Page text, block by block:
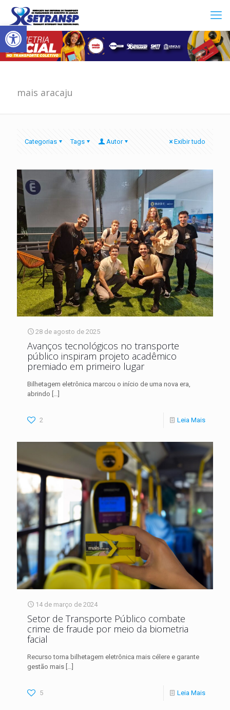
Abrir a barra de ferramentas
mais aracaju
Categorias Tags Autor Exibir tudo
28 de agosto de 2025
Avanços tecnológicos no transporte
público inspiram projeto acadêmico
premiado em primeiro lugar
Bilhetagem eletrônica marcou o início de uma nova era,
abrindo […]
2 Leia Mais
14 de março de 2024
Setor de Transporte Público combate
crime de fraude por meio da biometria
facial
Recurso torna bilhetagem eletrônica mais célere e garante
gestão mais […]
5 Leia Mais